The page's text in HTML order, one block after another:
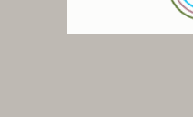
World’s Best